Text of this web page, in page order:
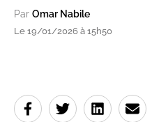
Par Omar Nabile
Le 19/01/2026 à 15h50